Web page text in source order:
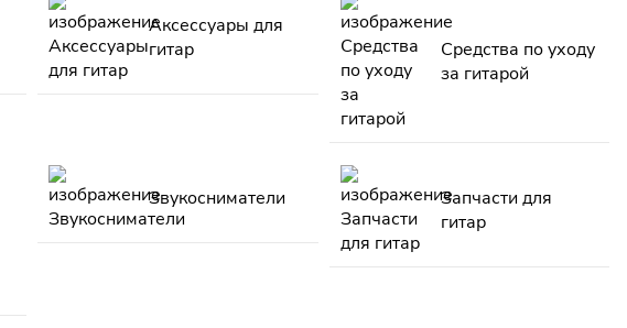
Аксессуары для
гитар
Средства по уходу
за гитарой
Звукосниматели
Запчасти для
гитар